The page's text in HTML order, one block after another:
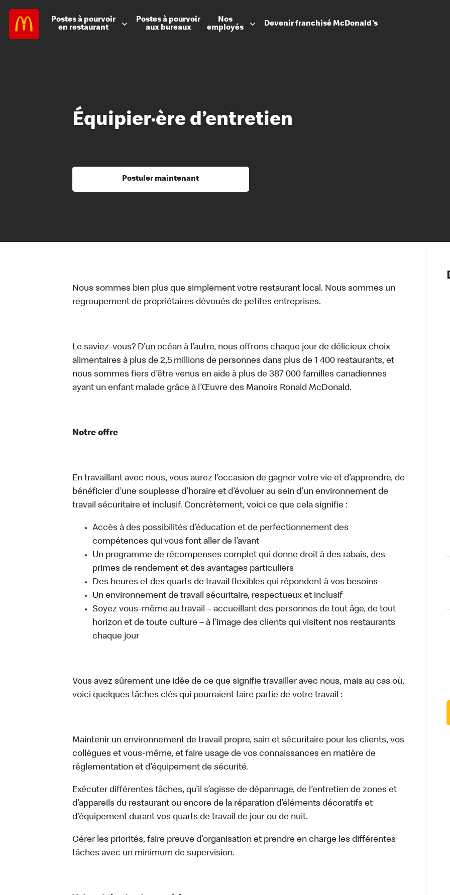
Postes à pourvoir
en restaurant
Postes à pourvoir
aux bureaux
Nos
employés
DevenirfranchiséMcDonald's
Les
Notre
Nos
Santé et
Équipier·ère d’entretien
Postuler maintenant
Nous sommes bien plus que simplement votre restaurant local. Nous sommes un
regroupement de propriétaires dévoués de petites entreprises.
Le saviez-vous? D’un océan à l’autre, nous offrons chaque jour de délicieux choix
alimentaires à plus de 2,5 millions de personnes dans plus de 1 400 restaurants, et
nous sommes fiers d’être venus en aide à plus de 387 000 familles canadiennes
ayant un enfant malade grâce à l’Œuvre des Manoirs Ronald McDonald.
Notre offre
En travaillant avec nous, vous aurez l’occasion de gagner votre vie et d’apprendre, de
bénéficier d’une souplesse d’horaire et d’évoluer au sein d’un environnement de
travail sécuritaire et inclusif. Concrètement, voici ce que cela signifie :
Accès à des possibilités d’éducation et de perfectionnement des
compétences qui vous font aller de l’avant
Un programme de récompenses complet qui donne droit à des rabais, des
primes de rendement et des avantages particuliers
Des heures et des quarts de travail flexibles qui répondent à vos besoins
Un environnement de travail sécuritaire, respectueux et inclusif
Soyez vous-même au travail – accueillant des personnes de tout âge, de tout
horizon et de toute culture – à l’image des clients qui visitent nos restaurants
chaque jour
Vous avez sûrement une idée de ce que signifie travailler avec nous, mais au cas où,
voici quelques tâches clés qui pourraient faire partie de votre travail :
Maintenir un environnement de travail propre, sain et sécuritaire pour les clients, vos
collègues et vous-même, et faire usage de vos connaissances en matière de
réglementation et d’équipement de sécurité.
Exécuter différentes tâches, qu’il s’agisse de dépannage, de l’entretien de zones et
d’appareils du restaurant ou encore de la réparation d’éléments décoratifs et
d’équipement durant vos quarts de travail de jour ou de nuit.
Gérer les priorités, faire preuve d’organisation et prendre en charge les différentes
tâches avec un minimum de supervision.